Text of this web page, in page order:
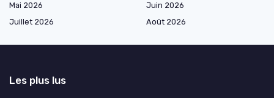
Mai 2026
Juin 2026
Juillet 2026
Août 2026
Les plus lus